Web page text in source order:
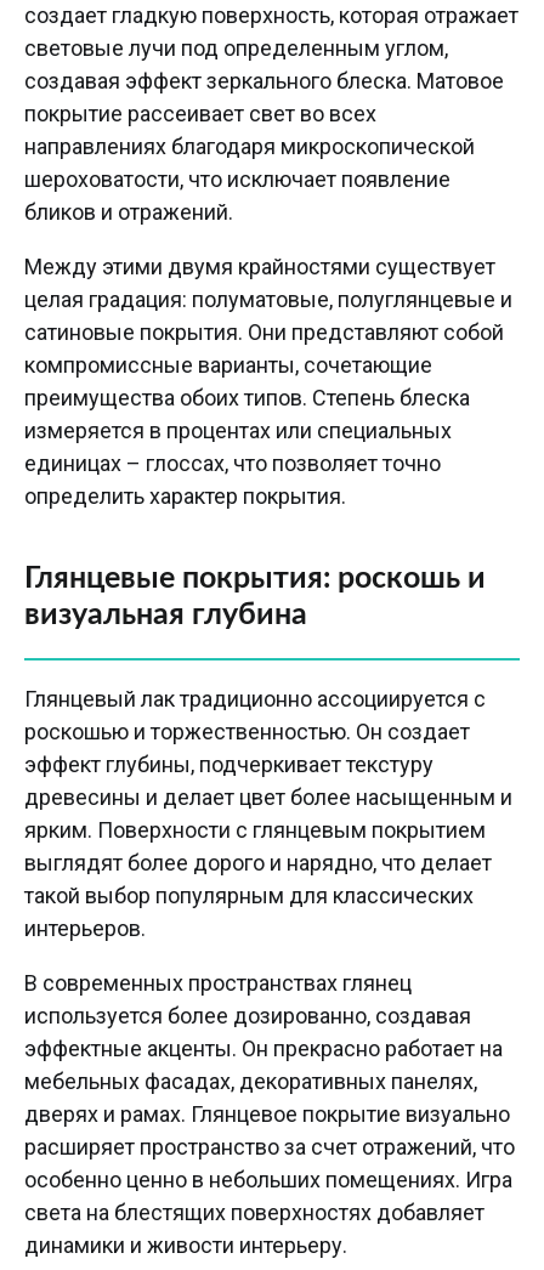
создает гладкую поверхность, которая отражает
световые лучи под определенным углом,
создавая эффект зеркального блеска. Матовое
покрытие рассеивает свет во всех
направлениях благодаря микроскопической
шероховатости, что исключает появление
бликов и отражений.
Между этими двумя крайностями существует
целая градация: полуматовые, полуглянцевые и
сатиновые покрытия. Они представляют собой
компромиссные варианты, сочетающие
преимущества обоих типов. Степень блеска
измеряется в процентах или специальных
единицах – глоссах, что позволяет точно
определить характер покрытия.
Глянцевые покрытия: роскошь и
визуальная глубина
Глянцевый лак традиционно ассоциируется с
роскошью и торжественностью. Он создает
эффект глубины, подчеркивает текстуру
древесины и делает цвет более насыщенным и
ярким. Поверхности с глянцевым покрытием
выглядят более дорого и нарядно, что делает
такой выбор популярным для классических
интерьеров.
В современных пространствах глянец
используется более дозированно, создавая
эффектные акценты. Он прекрасно работает на
мебельных фасадах, декоративных панелях,
дверях и рамах. Глянцевое покрытие визуально
расширяет пространство за счет отражений, что
особенно ценно в небольших помещениях. Игра
света на блестящих поверхностях добавляет
динамики и живости интерьеру.